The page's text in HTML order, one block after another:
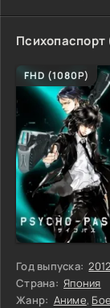
Психопаспорт
FHD (1080P)
Год выпуска: 2012
Страна: Япония
Жанр: Аниме,
100